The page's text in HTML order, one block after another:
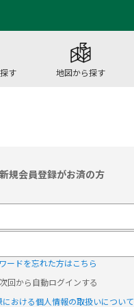
す 地図から探す
新規会員登録がお済の方
ードを忘れた方はこちら
次回から自動ログインする
における個人情報の取扱いについて